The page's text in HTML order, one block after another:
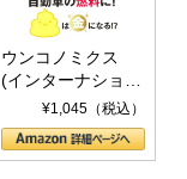
ウンコノミクス
(インターナショナ
ル新書)¥1,045（税込）